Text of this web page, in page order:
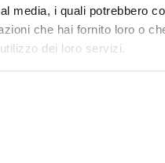
media, i quali potrebbero
che hai fornito loro o
dei loro servizi.